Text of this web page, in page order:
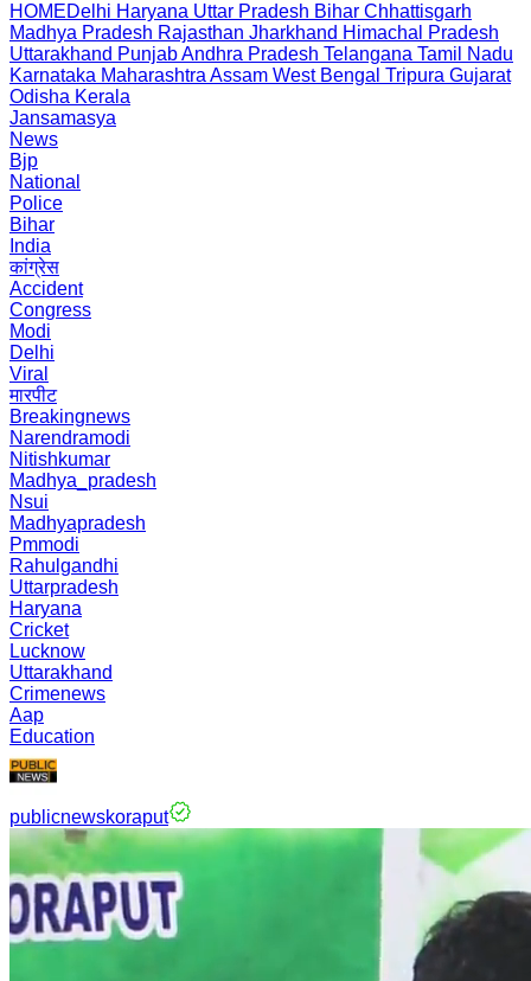
HOMEDelhi Haryana Uttar Pradesh Bihar Chhattisgarh
Madhya Pradesh Rajasthan Jharkhand Himachal Pradesh
Uttarakhand PunjabAndhra Pradesh Telangana Tamil Nadu
Karnataka Maharashtra Assam West Bengal Tripura Gujarat
Odisha Kerala
Jansamasya
News
Bjp
National
Police
Bihar
India
कांग्रेस
Accident
Congress
Modi
Delhi
Viral
मारपीट
Breakingnews
Narendramodi
Nitishkumar
Madhya_pradesh
Nsui
Madhyapradesh
Pmmodi
Rahulgandhi
Uttarpradesh
Haryana
Cricket
Lucknow
Uttarakhand
Crimenews
Aap
Education
publicnewskoraput